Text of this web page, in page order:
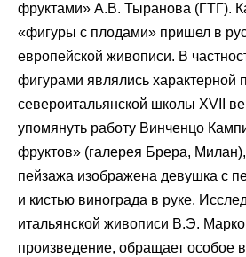
фруктами» А.В. Тыранова (ГТГ).
«фигуры с плодами» пришел в
европейской живописи. В
фигурами являлись характерной
североитальянской школы XVII
упомянуть работу Винченцо
фруктов» (галерея Брера,
пейзажа изображена девушка с
и кистью винограда в руке.
итальянской живописи В.Э.
произведение, обращает особое